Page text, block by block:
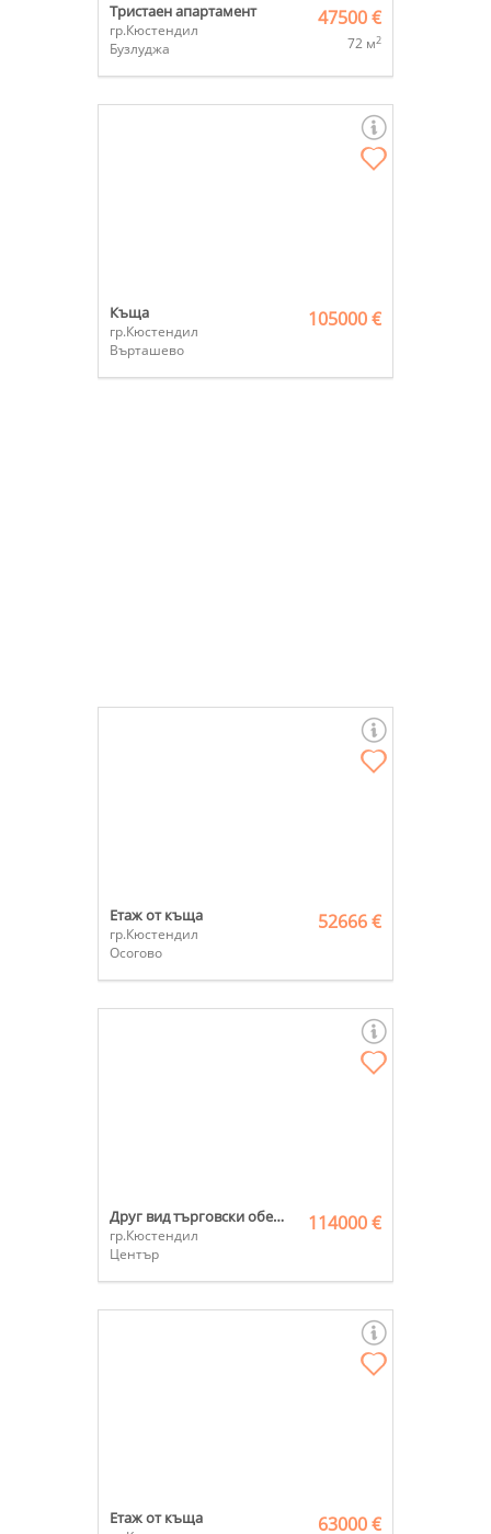
Тристаен апартамент
гр.Кюстендил
Бузлуджа
47500 €
72 м2
Къща
гр.Кюстендил
Върташево
105000 €
Етаж от къща
гр.Кюстендил
Осогово
52666 €
Друг вид търговски обект
гр.Кюстендил
Център
114000 €
Етаж от къща 63000 €